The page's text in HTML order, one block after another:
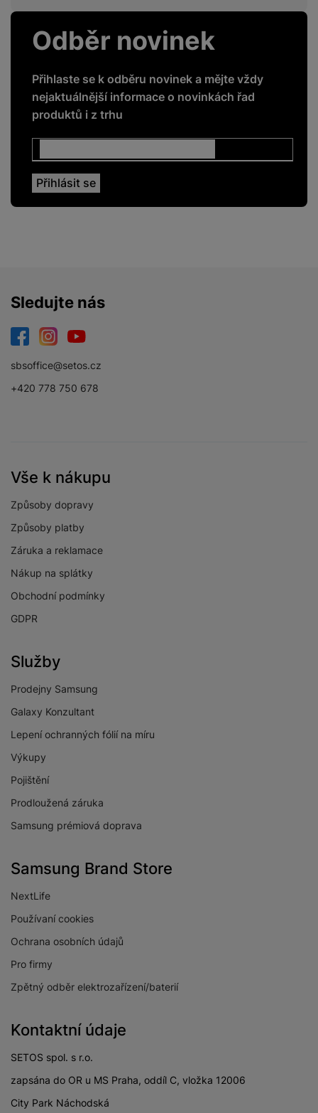
Odběr novinek
Přihlaste se k odběru novinek a mějte vždy
nejaktuálnější informace o novinkách řad
produktů i z trhu
Sledujte nás
sbsoffice@setos.cz
+420 778 750 678
Vše k nákupu
Způsoby dopravy
Způsoby platby
Záruka a reklamace
Nákup na splátky
Obchodní podmínky
GDPR
Služby
Prodejny Samsung
Galaxy Konzultant
Lepení ochranných fólií na míru
Výkupy
Pojištění
Prodloužená záruka
Samsung prémiová doprava
Samsung Brand Store
NextLife
Používaní cookies
Ochrana osobních údajů
Pro firmy
Zpětný odběr elektrozařízení/baterií
Kontaktní údaje
SETOS spol. s r.o.
zapsána do OR u MS Praha, oddíl C, vložka 12006
City Park Náchodská